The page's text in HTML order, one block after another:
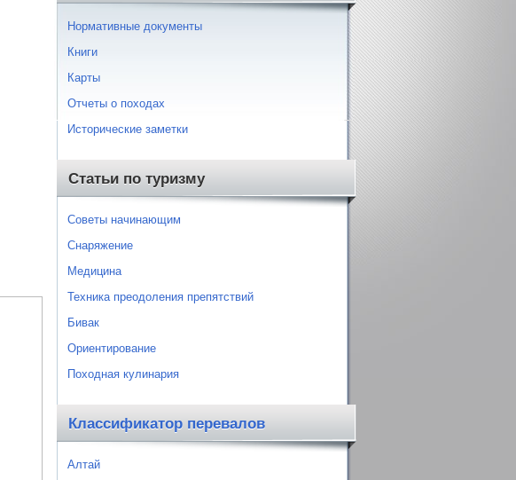
Нормативные документы
Книги
Карты
Отчеты о походах
Исторические заметки
Статьи по туризму
Советы начинающим
Снаряжение
Медицина
Техника преодоления препятствий
Бивак
Ориентирование
Походная кулинария
Классификатор перевалов
Алтай